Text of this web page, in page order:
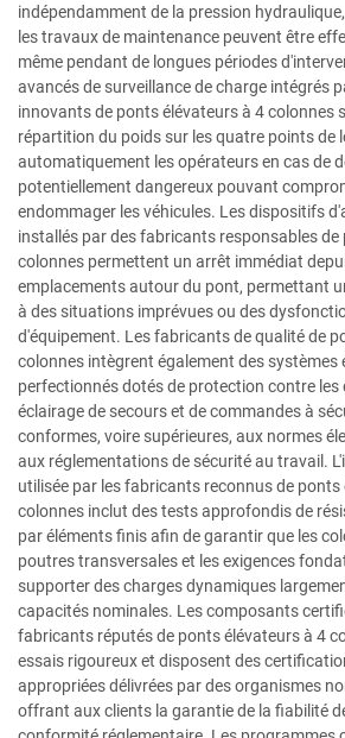
indépendamment de la pression
les travaux de maintenance peuvent être
même pendant de longues périodes
avancés de surveillance de charge intégrés
innovants de ponts élévateurs à 4 colonnes
répartition du poids sur les quatre points de
automatiquement les opérateurs en cas de
potentiellement dangereux pouvant
endommager les véhicules. Les dispositifs
installés par des fabricants responsables de
colonnes permettent un arrêt immédiat
emplacements autour du pont, permettant
à des situations imprévues ou des
d'équipement. Les fabricants de qualité de
colonnes intègrent également des systèmes
perfectionnés dotés de protection contre les
éclairage de secours et de commandes à
conformes, voire supérieures, aux normes
aux réglementations de sécurité au travail.
utilisée par les fabricants reconnus de ponts
colonnes inclut des tests approfondis de
par éléments finis afin de garantir que les
poutres transversales et les exigences
supporter des charges dynamiques
capacités nominales. Les composants
fabricants réputés de ponts élévateurs à 4
essais rigoureux et disposent des
appropriées délivrées par des organismes
offrant aux clients la garantie de la fiabilité